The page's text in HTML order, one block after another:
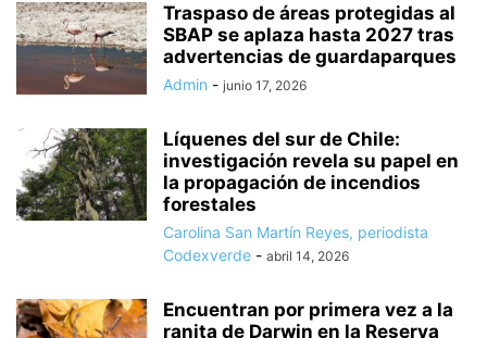
Traspaso de áreas protegidas al
SBAP se aplaza hasta 2027 tras
advertencias de guardaparques
Admin - junio 17, 2026
Líquenes del sur de Chile:
investigación revela su papel en
la propagación de incendios
forestales
Carolina San Martín Reyes, periodista
Codexverde - abril 14, 2026
Encuentran por primera vez a la
ranita de Darwin en la Reserva